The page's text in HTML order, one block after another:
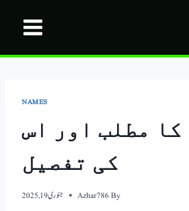
NAMES
کا مطلب اور اس
کی تفصیل
By
Azhar786 جنوری 19, 2025